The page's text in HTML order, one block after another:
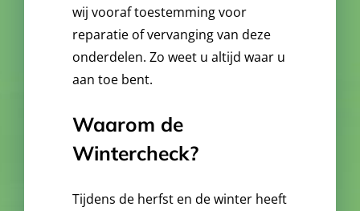
wij vooraf toestemming voor
reparatie of vervanging van deze
onderdelen. Zo weet u altijd waar u
aan toe bent.
Waarom de
Wintercheck?
Tijdens de herfst en de winter heeft